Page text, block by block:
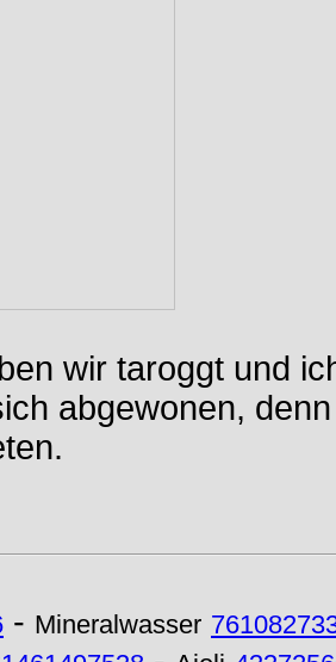
wir taroggt und
abgewonen,
- Mineralwasser